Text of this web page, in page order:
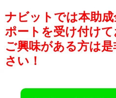
ナビットでは本助
ポートを受け付けて
ご興味がある方は
さい！